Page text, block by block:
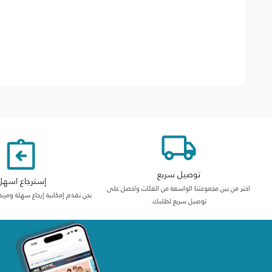
توصيل سريع
اختر من بين مجموعتنا الواسعة من الفئات واحصل على
توصيل سريع لطلبك.
إسترجاع
نحن نقدم إمكانية إرجاع سهلة